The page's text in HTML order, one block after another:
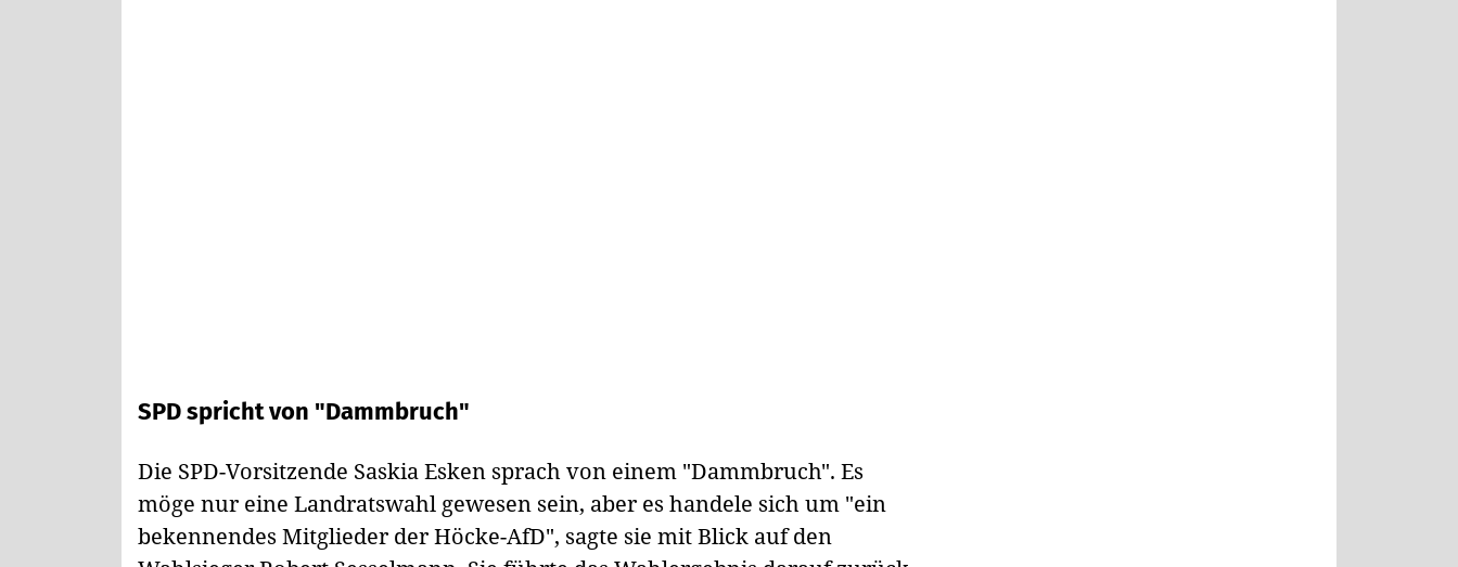
SPD spricht von "Dammbruch"
Die SPD-Vorsitzende Saskia Esken sprach von einem "Dammbruch". Es
möge nur eine Landratswahl gewesen sein, aber es handele sich um "ein
bekennendes Mitglieder der Höcke-AfD", sagte sie mit Blick auf den